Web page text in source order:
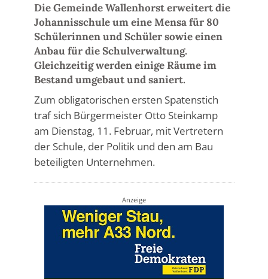
Die Gemeinde Wallenhorst erweitert die
Johannisschule um eine Mensa für 80
Schülerinnen und Schüler sowie einen
Anbau für die Schulverwaltung.
Gleichzeitig werden einige Räume im
Bestand umgebaut und saniert.
Zum obligatorischen ersten Spatenstich
traf sich Bürgermeister Otto Steinkamp
am Dienstag, 11. Februar, mit Vertretern
der Schule, der Politik und den am Bau
beteiligten Unternehmen.
Anzeige